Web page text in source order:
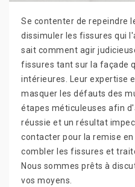
Se contenter de repeindre
dissimuler les fissures qui
sait comment agir
fissures tant sur la façade
intérieures. Leur expertise
masquer les défauts des
étapes méticuleuses afin
réussie et un résultat
contacter pour la remise
combler les fissures et
Nous sommes prêts à
vos moyens.